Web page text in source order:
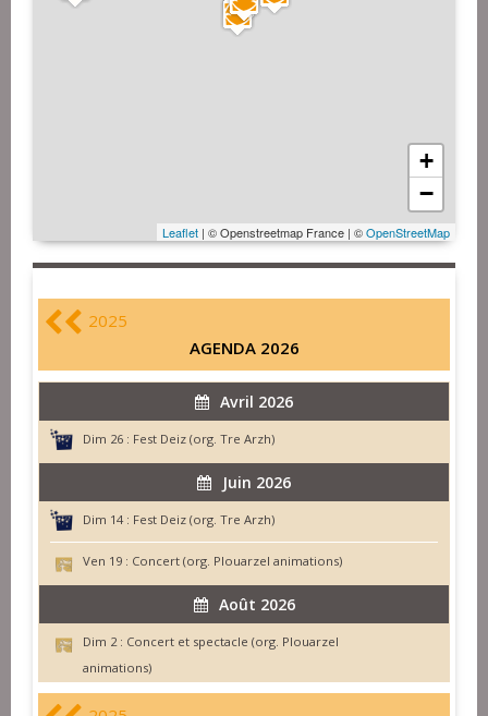
+
−
Leaflet | © Openstreetmap France | ©OpenStreetMap
2025
AGENDA 2026
Avril 2026
Dim 26 : Fest Deiz (org. Tre Arzh)
Juin 2026
Dim 14 : Fest Deiz (org. Tre Arzh)
Ven 19 : Concert (org. Plouarzel animations)
Août 2026
Dim 2 : Concert et spectacle (org. Plouarzel
animations)